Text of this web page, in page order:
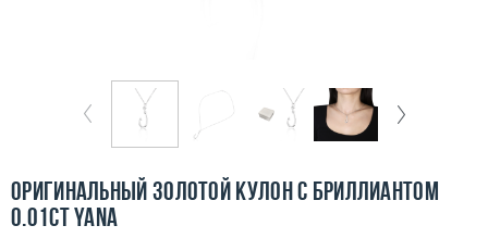
Покупка и оплата
Ломбард
Оригинальный золотой кулон с бриллиантом
0.01ct Yana